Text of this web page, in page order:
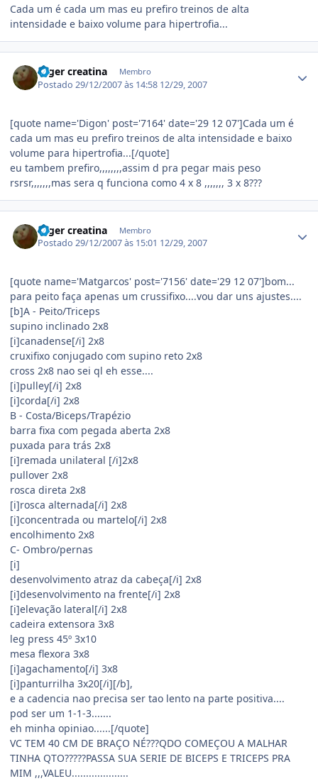
Cada um é cada um mas eu prefiro treinos de alta
intensidade e baixo volume para hipertrofia...
roger creatina Membro
Postado29/12/2007 às 14:58 12/29, 2007
[quote name='Digon' post='7164' date='29 12 07']Cada um é
cada um mas eu prefiro treinos de alta intensidade e baixo
volume para hipertrofia...[/quote]
eu tambem prefiro,,,,,,,,assim d pra pegar mais peso
rsrsr,,,,,,,mas sera q funciona como 4 x 8 ,,,,,,, 3 x 8???
roger creatina Membro
Postado29/12/2007 às 15:01 12/29, 2007
[quote name='Matgarcos' post='7156' date='29 12 07']bom...
para peito faça apenas um crussifixo....vou dar uns ajustes....
[b]A - Peito/Triceps
supino inclinado 2x8
[i]canadense[/i] 2x8
cruxifixo conjugado com supino reto 2x8
cross 2x8 nao sei ql eh esse....
[i]pulley[/i] 2x8
[i]corda[/i] 2x8
B - Costa/Biceps/Trapézio
barra fixa com pegada aberta 2x8
puxada para trás 2x8
[i]remada unilateral [/i]2x8
pullover 2x8
rosca direta 2x8
[i]rosca alternada[/i] 2x8
[i]concentrada ou martelo[/i] 2x8
encolhimento 2x8
C- Ombro/pernas
[i]
desenvolvimento atraz da cabeça[/i] 2x8
[i]desenvolvimento na frente[/i] 2x8
[i]elevação lateral[/i] 2x8
cadeira extensora 3x8
leg press 45º 3x10
mesa flexora 3x8
[i]agachamento[/i] 3x8
[i]panturrilha 3x20[/i][/b],
e a cadencia nao precisa ser tao lento na parte positiva....
pod ser um 1-1-3.......
eh minha opiniao......[/quote]
VC TEM 40 CM DE BRAÇO NÉ???QDO COMEÇOU A MALHAR
TINHA QTO?????PASSA SUA SERIE DE BICEPS E TRICEPS PRA
MIM ,,,VALEU....................